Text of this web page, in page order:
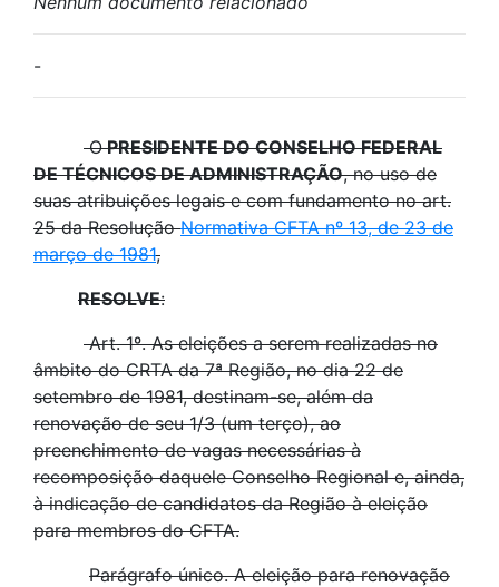
-
OPRESIDENTE DO CONSELHO FEDERAL
DE TÉCNICOS DE ADMINISTRAÇÃO, no uso de
suas atribuições legais e com fundamento no art.
25 da ResoluçãoNormativa CFTA nº 13, de 23 de
março de 1981,
RESOLVE:
Art. 1º. As eleições a serem realizadas no
âmbito do CRTA da 7ª Região, no dia 22 de
setembro de 1981, destinam-se, além da
renovação de seu 1/3 (um terço), ao
preenchimento de vagas necessárias à
recomposição daquele Conselho Regional e, ainda,
à indicação de candidatos da Região à eleição
para membros do CFTA.
Parágrafo único. A eleição para renovação